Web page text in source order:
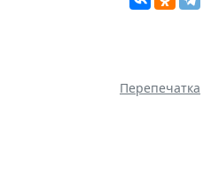
Перепечатка